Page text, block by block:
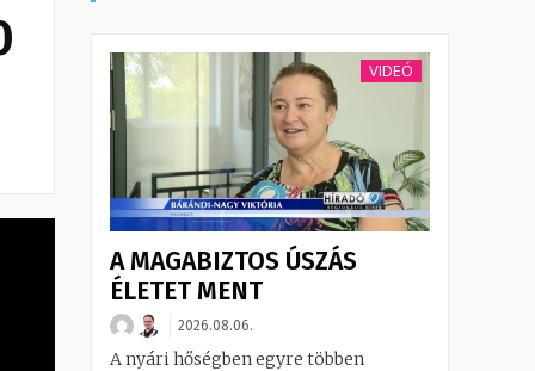
VIDEÓ
A MAGABIZTOS ÚSZÁS
ÉLETET MENT
2026.08.06.
A nyári hőségben egyre többen